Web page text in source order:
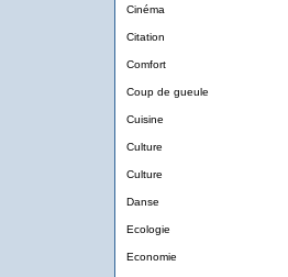
Cinéma
Citation
Comfort
Coup de gueule
Cuisine
Culture
Culture
Danse
Ecologie
Economie